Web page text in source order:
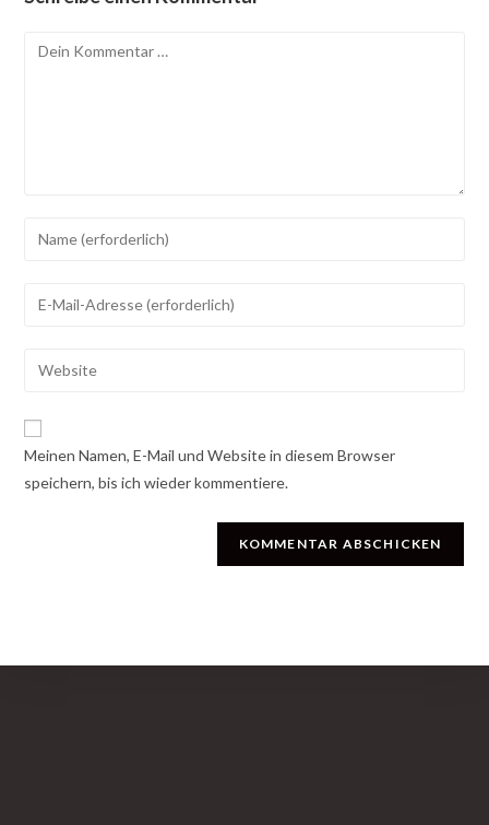
Kommentar
Gib
oder
zum
ein
Gib
Mail-
zum
Kommentieren
ein
Gib
Website-
URL
Meinen Namen, E-Mail und Website in diesem Browser
speichern, bis ich wieder kommentiere.